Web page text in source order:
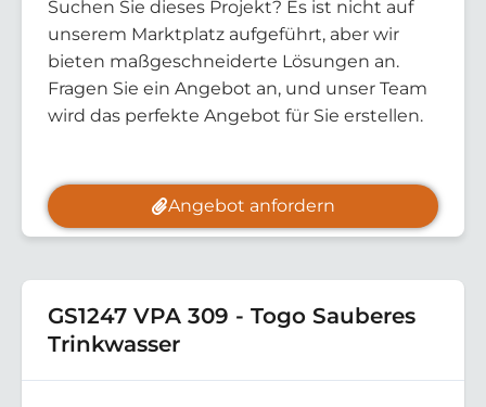
Suchen Sie dieses Projekt? Es ist nicht auf
unserem Marktplatz aufgeführt, aber wir
bieten maßgeschneiderte Lösungen an.
Fragen Sie ein Angebot an, und unser Team
wird das perfekte Angebot für Sie erstellen.
Angebot anfordern
GS1247 VPA 309 - Togo Sauberes
Trinkwasser